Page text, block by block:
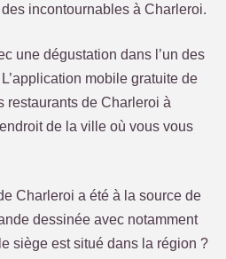
incontournables à Charleroi.
une dégustation dans l’un des
mobile gratuite de
restaurants de Charleroi à
de la ville où vous vous
Charleroi a été à la source de
dessinée avec notamment
siège est situé dans la région ?